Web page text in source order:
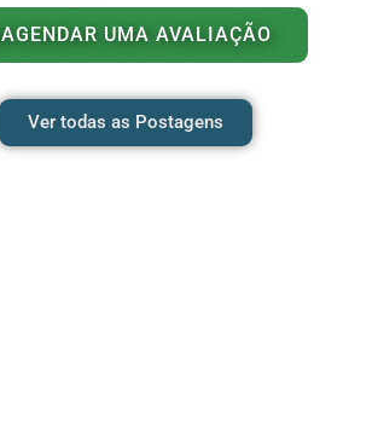
AGENDAR UMA AVALIAÇÃO
Ver todas as Postagens